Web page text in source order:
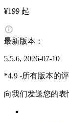
¥199 起
最新版本：
5.5.6, 2026-07-10
*4.9 -所有版本的
向我们发送您的表